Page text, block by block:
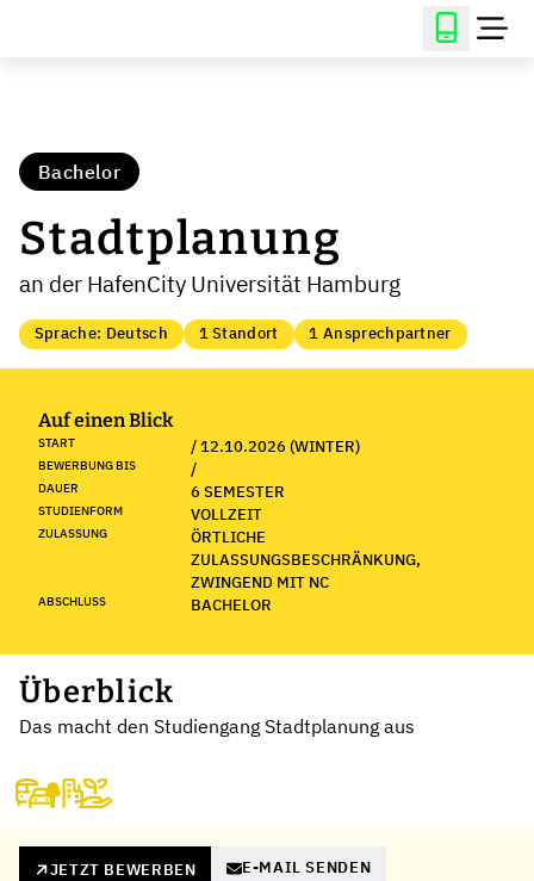
Bachelor
Stadtplanung
an der HafenCity Universität Hamburg
Sprache: Deutsch 1 Standort 1 Ansprechpartner
Auf einen Blick
START / 12.10.2026 (WINTER)
BEWERBUNG BIS /
DAUER 6 SEMESTER
STUDIENFORM VOLLZEIT
ZULASSUNG
ÖRTLICHE
ZULASSUNGSBESCHRÄNKUNG,
ZWINGEND MIT NC
ABSCHLUSS BACHELOR
Überblick
Das macht den Studiengang Stadtplanung aus
JETZT BEWERBEN E-MAIL SENDEN